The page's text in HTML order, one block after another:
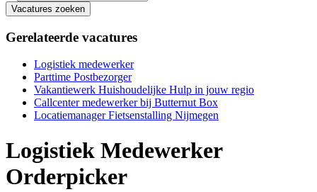
Vacatures zoeken
Gerelateerde vacatures
Logistiek medewerker
Parttime Postbezorger
Vakantiewerk Huishoudelijke Hulp in jouw regio
Callcenter medewerker bij Butternut Box
Locatiemanager Fietsenstalling Nijmegen
Logistiek Medewerker
Orderpicker